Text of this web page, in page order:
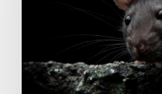
crecimiento
urbano